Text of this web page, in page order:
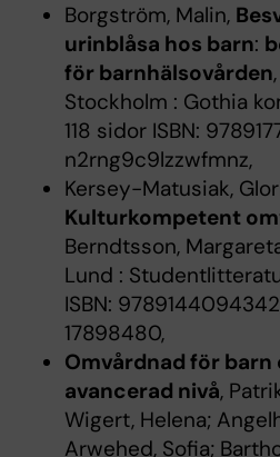
Borgström, Malin,
urinblåsa hos barn:
för barnhälsovården
Stockholm : Gothia
118 sidor ISBN:
n2rng9c9lzzwfmnz,
Kersey-Matusiak,
Kulturkompetent
Berndtsson,
Lund :
ISBN:
17898480,
Omvårdnad för
avancerad nivå,
Wigert, Helena;
Arwehed, Sofia;